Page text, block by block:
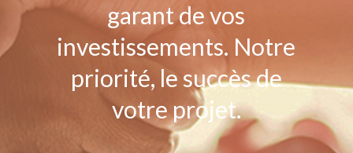
garant de vos
investissements. Notre
priorité, le succès de
votre projet.